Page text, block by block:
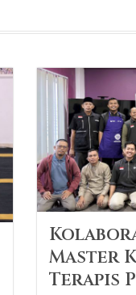
Master
Terapis